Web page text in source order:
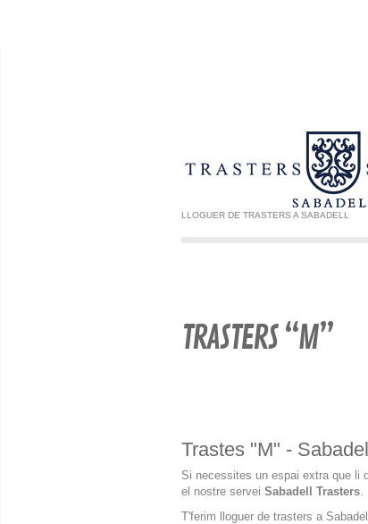
LLOGUER DE TRASTERS A SABADELL
TRASTERS “M”
Trastes "M" -
Si necessites un espai extra que li
el nostre servei Sabadell Trasters.
T'ferim lloguer de trasters a